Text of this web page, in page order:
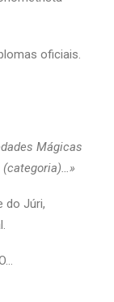
oficiais.
Mágicas
do Júri,